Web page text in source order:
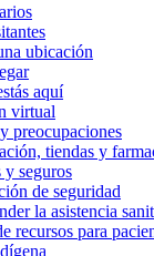
ubicación
aquí
virtual
preocupaciones
tiendas y
y seguros
de seguridad
la asistencia
recursos para